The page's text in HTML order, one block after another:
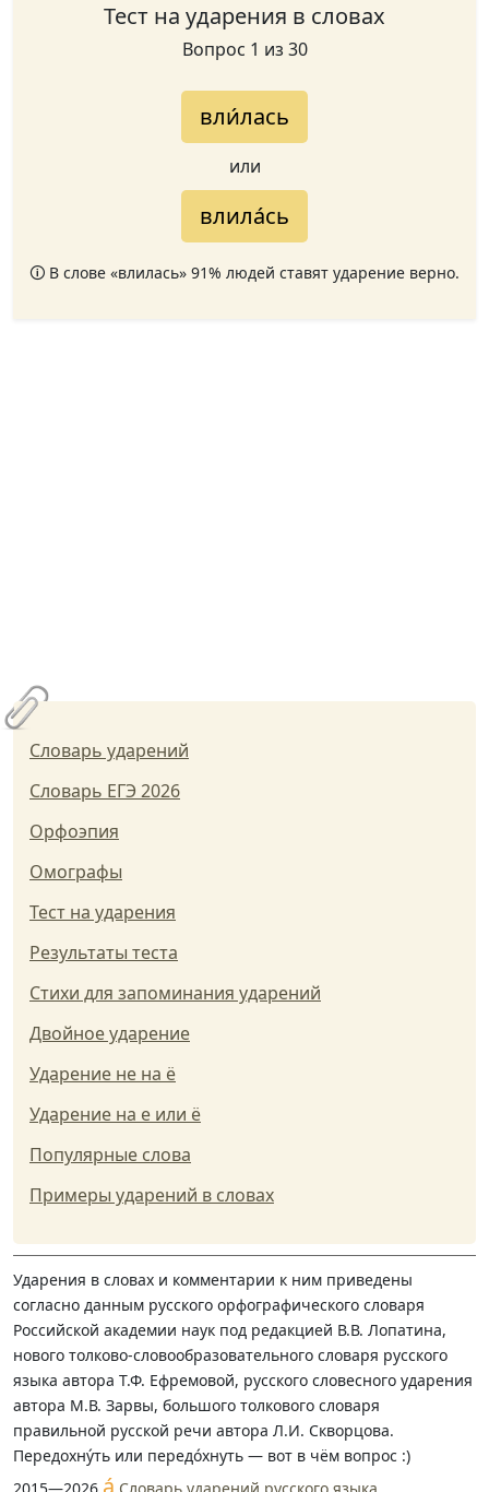
Тест на ударения в словах
Вопрос 1 из 30
вли́лась
или
влила́сь
🛈 В слове «влилась» 91% людей ставят ударение верно.
Словарь ударений
Словарь ЕГЭ 2026
Орфоэпия
Омографы
Тест на ударения
Результаты теста
Стихи для запоминания ударений
Двойное ударение
Ударение не на ё
Ударение на е или ё
Популярные слова
Примеры ударений в словах
Ударения в словах и комментарии к ним приведены
согласно данным русского орфографического словаря
Российской академии наук под редакцией В.В. Лопатина,
нового толково-словообразовательного словаря русского
языка автора Т.Ф. Ефремовой, русского словесного ударения
автора М.В. Зарвы, большого толкового словаря
правильной русской речи автора Л.И. Скворцова.
Передохну́ть или передо́хнуть — вот в чём вопрос :)
á